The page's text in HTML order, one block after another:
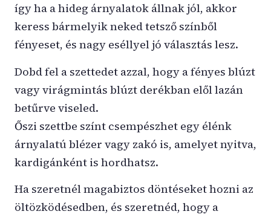
így ha a hideg árnyalatok állnak jól, akkor
keress bármelyik neked tetsző színből
fényeset, és nagy eséllyel jó választás lesz.
Dobd fel a szettedet azzal, hogy a fényes blúzt
vagy virágmintás blúzt derékban elől lazán
betűrve viseled.
Őszi szettbe színt csempészhet egy élénk
árnyalatú blézer vagy zakó is, amelyet nyitva,
kardigánként is hordhatsz.
Ha szeretnél magabiztos döntéseket hozni az
öltözködésedben, és szeretnéd, hogy a